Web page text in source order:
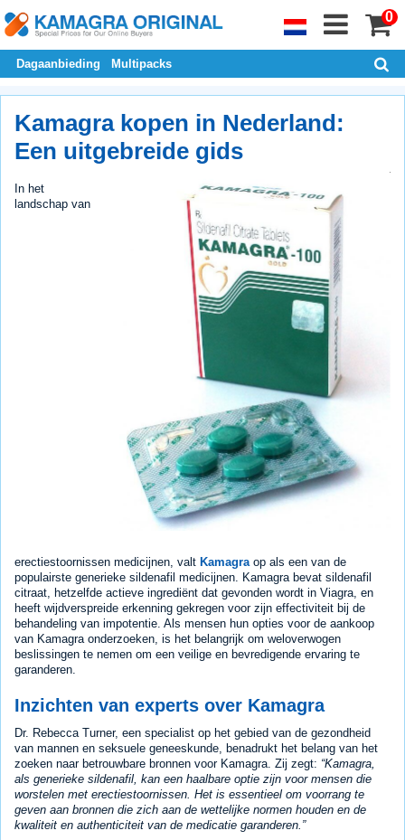
0
Dagaanbieding Multipacks
Kamagra kopen in Nederland:
Een uitgebreide gids
In het
landschap van
erectiestoornissen medicijnen, valt Kamagra op als een van de
populairste generieke sildenafil medicijnen. Kamagra bevat sildenafil
citraat, hetzelfde actieve ingrediënt dat gevonden wordt in Viagra, en
heeft wijdverspreide erkenning gekregen voor zijn effectiviteit bij de
behandeling van impotentie. Als mensen hun opties voor de aankoop
van Kamagra onderzoeken, is het belangrijk om weloverwogen
beslissingen te nemen om een veilige en bevredigende ervaring te
garanderen.
Inzichten van experts over Kamagra
Dr. Rebecca Turner, een specialist op het gebied van de gezondheid
van mannen en seksuele geneeskunde, benadrukt het belang van het
zoeken naar betrouwbare bronnen voor Kamagra. Zij zegt: Kamagra,
als generieke sildenafil, kan een haalbare optie zijn voor mensen die
worstelen met erectiestoornissen. Het is essentieel om voorrang te
geven aan bronnen die zich aan de wettelijke normen houden en de
kwaliteit en authenticiteit van de medicatie garanderen.